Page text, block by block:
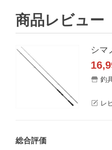
商品レビュー
シマ
釣
レ
総合評価